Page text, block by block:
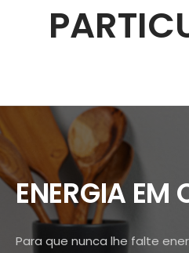
ENERGIA EM
Para que nunca lhe falte